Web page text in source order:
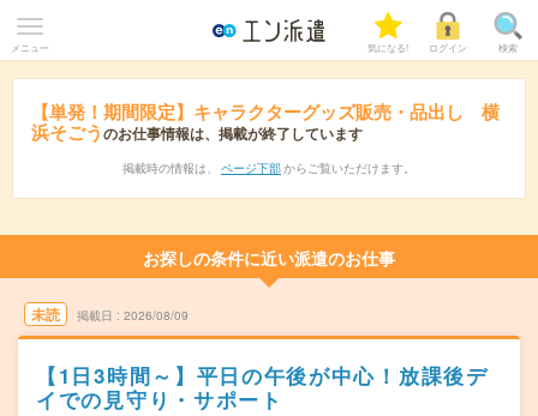
メニュー 気になる! ログイン 検索
【単発！期間限定】キャラクターグッズ販売・品出し 横
浜そごうのお仕事情報は、掲載が終了しています
掲載時の情報は、 ページ下部 からご覧いただけます。
お探しの条件に近い派遣のお仕事
未読 掲載日 2026/08/09
【1日3時間～】平日の午後が中心！放課後デ
イでの見守り・サポート